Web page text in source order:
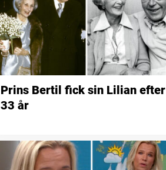
Prins Bertil fick sin Lilian efter
33 år